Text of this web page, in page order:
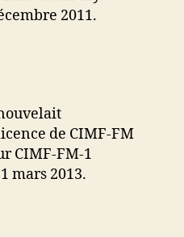
2011.
de CIMF-FM
CIMF-FM-1
mars 2013.